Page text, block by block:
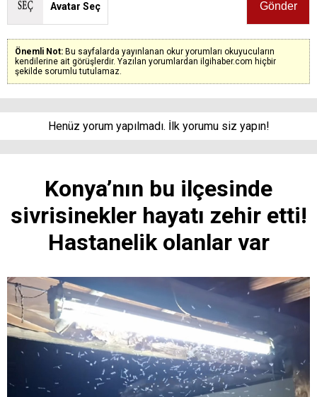
Avatar Seç
Önemli Not: Bu sayfalarda yayınlanan okur yorumları okuyucuların
kendilerine ait görüşlerdir. Yazılan yorumlardan ilgihaber.com hiçbir
şekilde sorumlu tutulamaz.
Henüz yorum yapılmadı. İlk yorumu siz yapın!
Konya’nın bu ilçesinde
sivrisinekler hayatı zehir etti!
Hastanelik olanlar var